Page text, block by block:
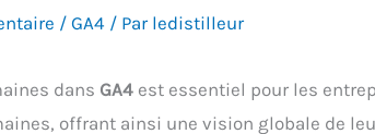
/ GA4 / Par ledistilleur
dans GA4 est essentiel pour les
offrant ainsi une vision globale de